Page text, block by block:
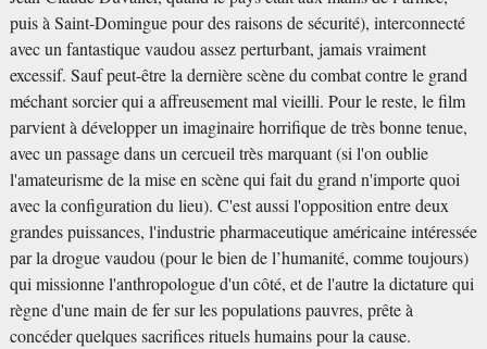
puis à Saint-Domingue pour des raisons de sécurité), interconnecté
avec un fantastique vaudou assez perturbant, jamais vraiment
excessif. Sauf peut-être la dernière scène du combat contre le grand
méchant sorcier qui a affreusement mal vieilli. Pour le reste, le film
parvient à développer un imaginaire horrifique de très bonne tenue,
avec un passage dans un cercueil très marquant (si l'on oublie
l'amateurisme de la mise en scène qui fait du grand n'importe quoi
avec la configuration du lieu). C'est aussi l'opposition entre deux
grandes puissances, l'industrie pharmaceutique américaine intéressée
par la drogue vaudou (pour le bien de l’humanité, comme toujours)
qui missionne l'anthropologue d'un côté, et de l'autre la dictature qui
règne d'une main de fer sur les populations pauvres, prête à
concéder quelques sacrifices rituels humains pour la cause.